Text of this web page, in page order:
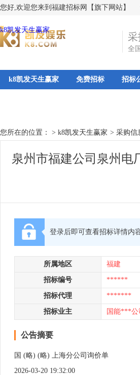
您好,欢迎您来到福建招标网【旗下网站】
k8凯发天生赢家
全
k8凯发天生赢家 免费招标 招标
您所在的位置： > k8凯发天生赢家 > 采购信
泉州市福建公司泉州电
登录后即可查看招标详情内
所属地区 福建
招标编号 ******
招标代理 *******
招标业主 国能***公
公告摘要
国 (略) (略) 上海分公司询价单
2026-03-20 19:32:00